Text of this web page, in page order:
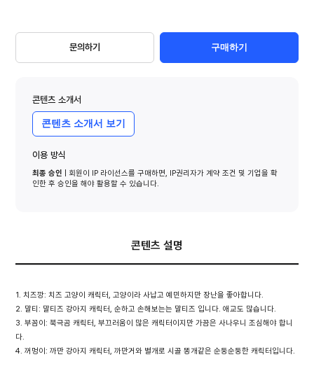
문의하기 구매하기
콘텐츠 소개서
콘텐츠 소개서 보기
이용 방식
최종 승인 | 회원이 IP 라이선스를 구매하면, IP권리자가 계약 조건 및 기업을 확
인한 후 승인을 해야 활용할 수 있습니다.
콘텐츠 설명
치즈깡: 치즈 고양이 캐릭터, 고양이라 사납고 예민하지만 장난을 좋아합니다.
말티: 말티즈 강아지 캐릭터, 순하고 손해보는는 말티즈 입니다. 애교도 많습니다.
부꼼이: 북극곰 캐릭터, 부끄러움이 많은 캐릭터이지만 가끔은 사나우니 조심해야 합니
다.
꺼멍이: 까만 강아지 캐릭터, 까만거와 별개로 시골 똥개같은 순둥순둥한 캐릭터입니다.